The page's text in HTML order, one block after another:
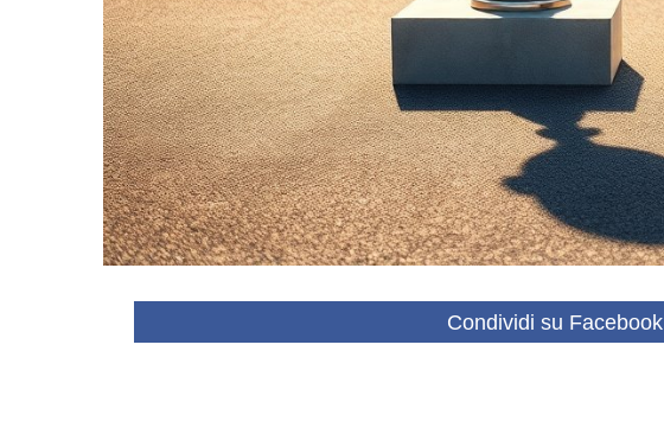
Condividi su Facebook